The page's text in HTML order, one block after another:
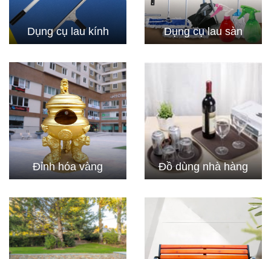
Dụng cụ lau kính Dụng cụ lau sàn
Đỉnh hóa vàng Đồ dùng nhà hàng